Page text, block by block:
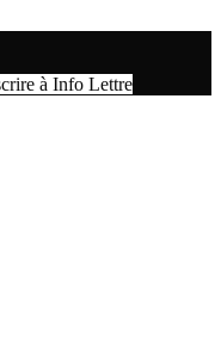
à Info Lettre